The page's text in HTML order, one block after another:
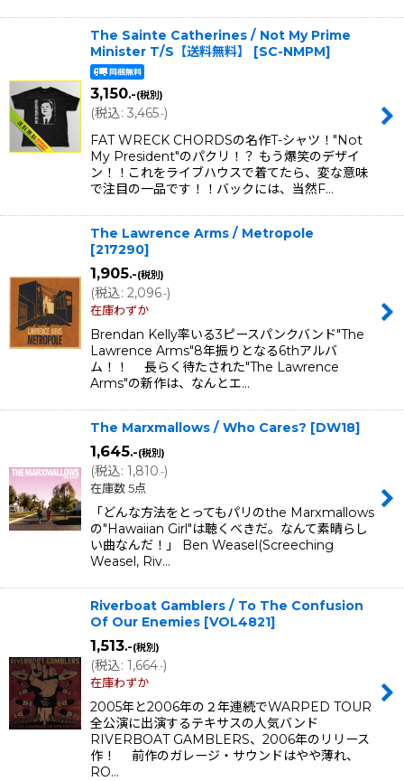
The Sainte Catherines / Not My Prime
Minister T/S【送料無料】
[SC-NMPM]
3,150.-(税別)
(税込: 3,465.-)
FAT WRECK CHORDSの名作T-シャツ！"Not
My President"のパクリ！？ もう爆笑のデザイ
ン！！これをライブハウスで着てたら、変な意味
で注目の一品です！！バックには、当然F…
The Lawrence Arms / Metropole
[217290]
1,905.-(税別)
(税込: 2,096.-)
在庫わずか
Brendan Kelly率いる3ピースパンクバンド"The
Lawrence Arms"8年振りとなる6thアルバ
ム！！ 長らく待たされた"The Lawrence
Arms"の新作は、なんとエ…
The Marxmallows / Who Cares? [DW18]
1,645.-(税別)
(税込: 1,810.-)
在庫数 5点
「どんな方法をとってもパリのthe Marxmallows
の"Hawaiian Girl"は聴くべきだ。なんて素晴らし
い曲なんだ！」 Ben Weasel(Screeching
Weasel, Riv…
Riverboat Gamblers / To The Confusion
Of Our Enemies [VOL4821]
1,513.-(税別)
(税込: 1,664.-)
在庫わずか
2005年と2006年の２年連続でWARPED TOUR
全公演に出演するテキサスの人気バンド
RIVERBOAT GAMBLERS、2006年のリリース
作！ 前作のガレージ・サウンドはやや薄れ、
RO…